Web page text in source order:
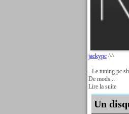
jackypc ^^
- Le tuning pc
De mods...
Lire la suite
Un